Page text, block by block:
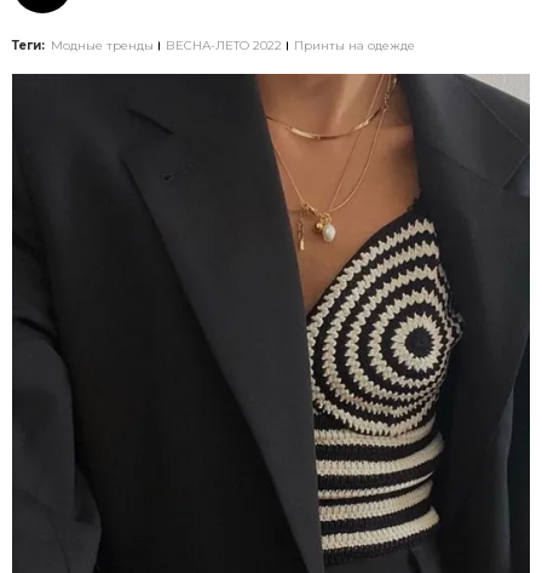
Теги: Модные тренды ВЕСНА-ЛЕТО 2022 Принты на одежде